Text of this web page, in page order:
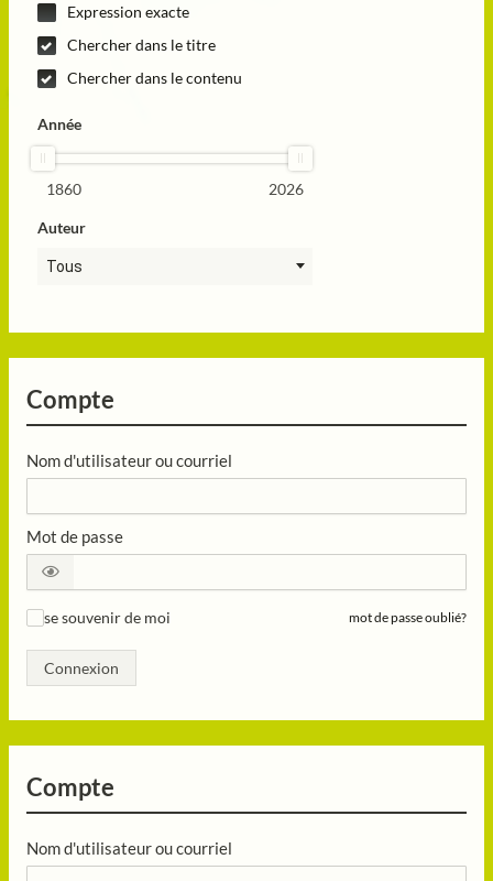
Expression exacte
Chercher dans le titre
Chercher dans le contenu
Année
1860 2026
Auteur
Tous
Compte
Nom d'utilisateur ou courriel
Mot de passe
se souvenir de moi mot de passe oublié?
Connexion
Compte
Nom d'utilisateur ou courriel